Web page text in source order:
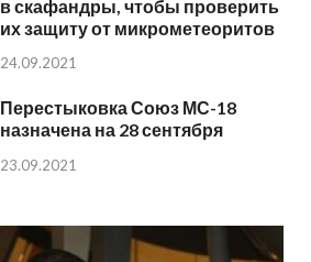
в скафандры, чтобы проверить
их защиту от микрометеоритов
24.09.2021
Перестыковка Союз МС-18
назначена на 28 сентября
23.09.2021